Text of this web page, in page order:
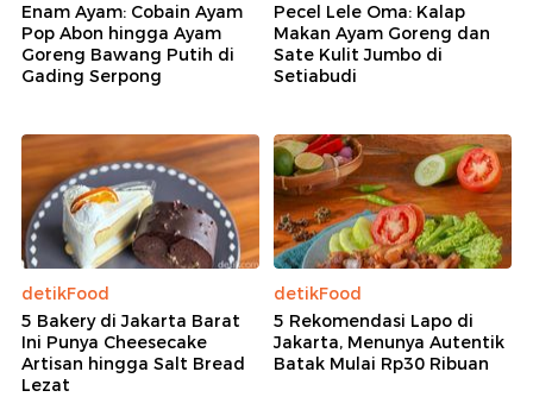
Enam Ayam: Cobain Ayam
Pop Abon hingga Ayam
Goreng Bawang Putih di
Gading Serpong
Pecel Lele Oma: Kalap
Makan Ayam Goreng dan
Sate Kulit Jumbo di
Setiabudi
detikFood
5 Bakery di Jakarta Barat
Ini Punya Cheesecake
Artisan hingga Salt Bread
Lezat
detikFood
5 Rekomendasi Lapo di
Jakarta, Menunya Autentik
Batak Mulai Rp30 Ribuan